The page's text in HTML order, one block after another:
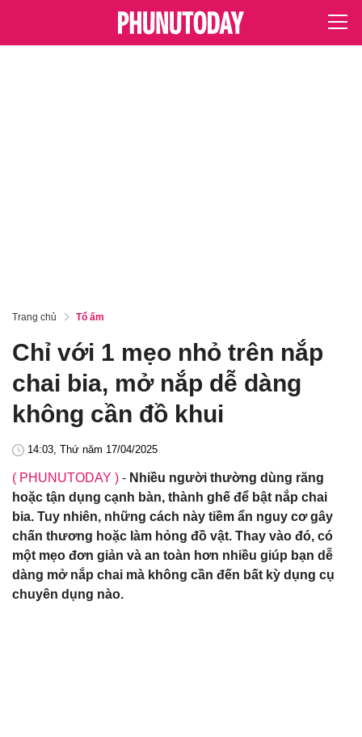
Trang chủ Tổ ấm
Chỉ với 1 mẹo nhỏ trên nắp
chai bia, mở nắp dễ dàng
không cần đồ khui
14:03, Thứ năm 17/04/2025
( PHUNUTODAY ) - Nhiều người thường dùng răng
hoặc tận dụng cạnh bàn, thành ghế để bật nắp chai
bia. Tuy nhiên, những cách này tiềm ẩn nguy cơ gây
chấn thương hoặc làm hỏng đồ vật. Thay vào đó, có
một mẹo đơn giản và an toàn hơn nhiều giúp bạn dễ
dàng mở nắp chai mà không cần đến bất kỳ dụng cụ
chuyên dụng nào.